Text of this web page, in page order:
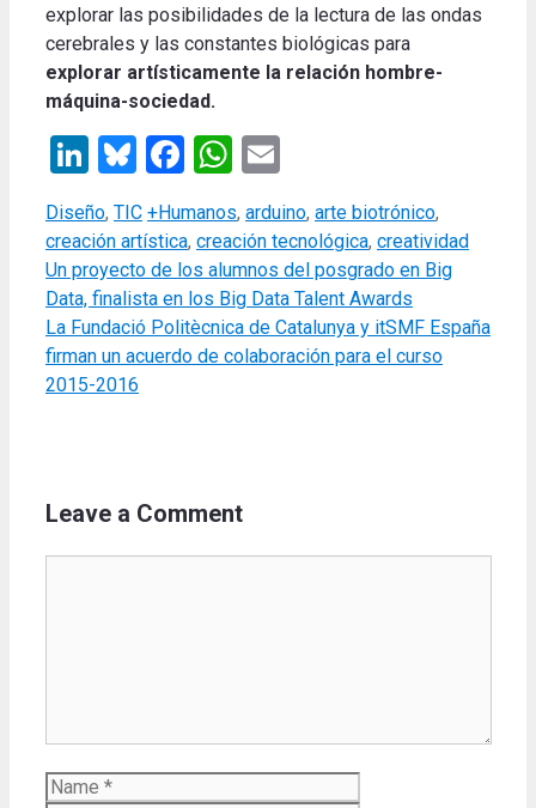
explorar las posibilidades de la lectura de las ondas
cerebrales y las constantes biológicas para
explorar artísticamente la relación hombre-
máquina-sociedad.
LinkedIn
Bluesky
Facebook
WhatsApp
Categories
Diseño, TIC Tags
+Humanos, arduino, arte biotrónico,
creación artística, creación tecnológica, creatividad
Un proyecto de los alumnos del posgrado en Big
Data, finalista en los Big Data Talent Awards
La Fundació Politècnica de Catalunya y itSMF España
firman un acuerdo de colaboración para el curso
2015-2016
Leave a Comment
Name